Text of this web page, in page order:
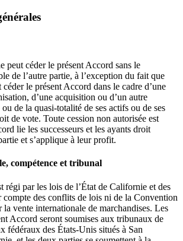
peut céder le présent Accord sans le
de l’autre partie, à l’exception du fait que
céder le présent Accord dans le cadre d’une
d’une acquisition ou d’un autre
de la quasi-totalité de ses actifs ou de ses
de vote. Toute cession non autorisée est
lie les successeurs et les ayants droit
et s’applique à leur profit.
compétence et tribunal
régi par les lois de l’État de Californie et des
compte des conflits de lois ni de la Convention
la vente internationale de marchandises. Les
Accord seront soumises aux tribunaux de
fédéraux des États-Unis situés à San